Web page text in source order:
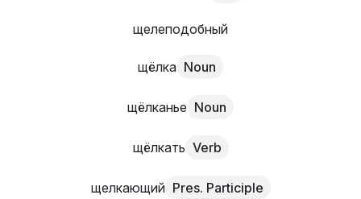
щелеподобный
щёлка Noun
щёлканье Noun
щёлкать Verb
щелкающий Pres. Participle